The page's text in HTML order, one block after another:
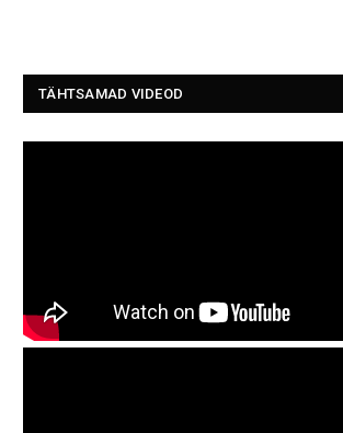
TÄHTSAMAD VIDEOD